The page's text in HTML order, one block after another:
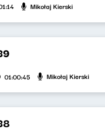
Mikołaj Kierski
01:00:45 Mikołaj Kierski